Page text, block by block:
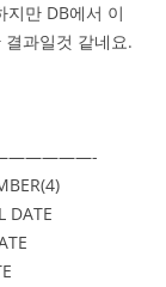
지만 DB에서 이
과일것 같네요.